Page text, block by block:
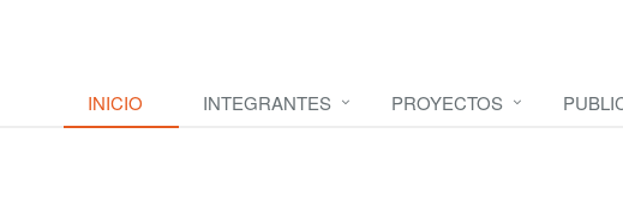
INICIO INTEGRANTES PROYECTOS